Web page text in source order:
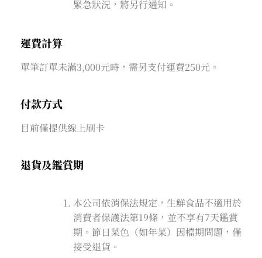
緊急狀況，將另行通知。
運費計算
單筆訂單未滿3,000元時，需另支付運費250元。
付款方式
目前僅提供線上刷卡
退貨及鑑賞期
本公司依消保法規定，生鮮食品不適用於
消費者保護法第19條，並不享有7天鑑賞
期。節日菜色（如年菜）因檔期問題，僅
接受退貨。